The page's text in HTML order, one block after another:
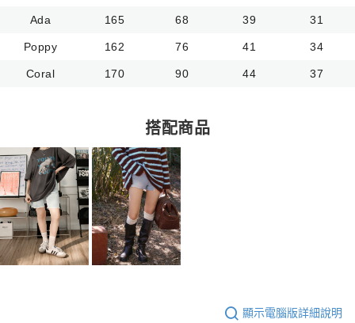
Ada 165 68 39 31
Poppy 162 76 41 34
Coral 170 90 44 37
搭配商品
顯示電腦版詳細說明